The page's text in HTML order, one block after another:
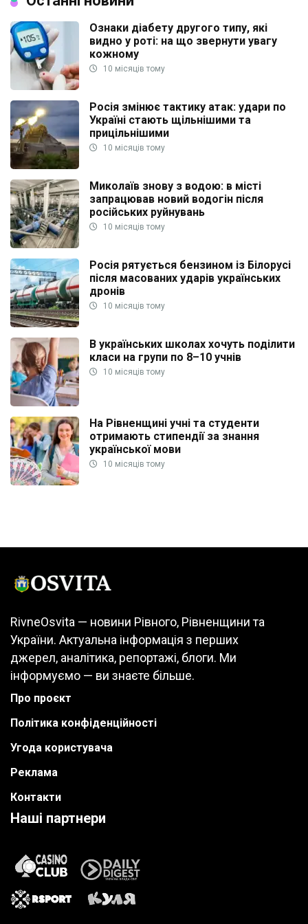
Ознаки діабету другого типу, які
видно у роті: на що звернути увагу
кожному
10 місяців тому
Росія змінює тактику атак: удари по
Україні стають щільнішими та
прицільнішими
10 місяців тому
Миколаїв знову з водою: в місті
запрацював новий водогін після
російських руйнувань
10 місяців тому
Росія рятується бензином із Білорусі
після масованих ударів українських
дронів
10 місяців тому
В українських школах хочуть поділити
класи на групи по 8–10 учнів
10 місяців тому
На Рівненщині учні та студенти
отримають стипендії за знання
української мови
10 місяців тому
RivneOsvita — новини Рівного, Рівненщини та
України. Актуальна інформація з перших
джерел, аналітика, репортажі, блоги. Ми
інформуємо — ви знаєте більше.
Про проєкт
Політика конфіденційності
Угода користувача
Реклама
Контакти
Наші партнери